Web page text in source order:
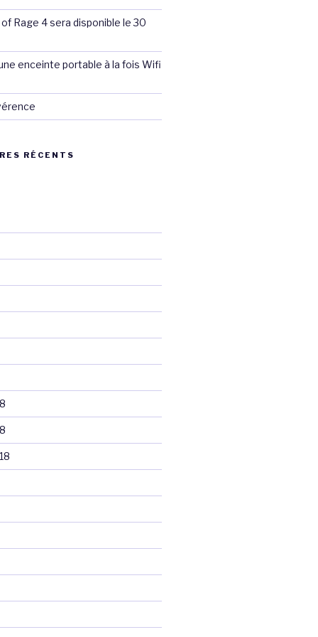
Rage 4 sera disponible le 30
enceinte portable à la fois Wifi
RÉCENTS